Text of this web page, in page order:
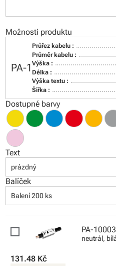
Možnosti produktu
PA-1
Průřez kabelu :
Průměr kabelu :
Výška :
Délka :
Výška textu :
Šířka :
Dostupné barvy
Text
prázdný
Balíček
Balení 200 ks
PA-
neutrál,
131.48 Kč